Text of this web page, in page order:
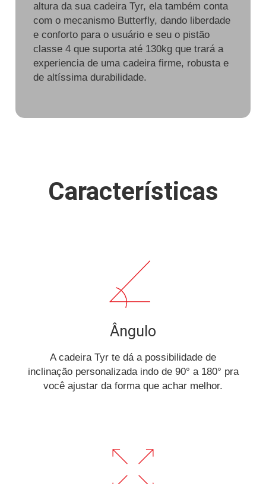
altura da sua cadeira Tyr, ela também conta
com o mecanismo Butterfly, dando liberdade
e conforto para o usuário e seu o pistão
classe 4 que suporta até 130kg que trará a
experiencia de uma cadeira firme, robusta e
de altíssima durabilidade.
Características
Ângulo
A cadeira Tyr te dá a possibilidade de
inclinação personalizada indo de 90° a 180° pra
você ajustar da forma que achar melhor.